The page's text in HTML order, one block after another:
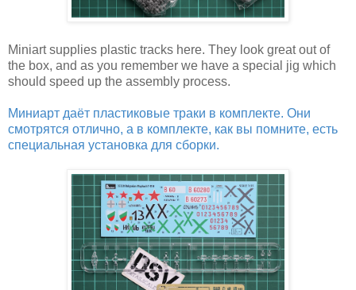
Miniart supplies plastic tracks here. They look great out of
the box, and as you remember we have a special jig which
should speed up the assembly process.
Миниарт даёт пластиковые траки в комплекте. Они
смотрятся отлично, а в комплекте, как вы помните, есть
специальная установка для сборки.